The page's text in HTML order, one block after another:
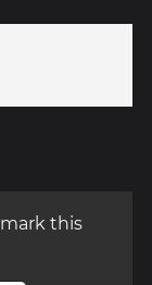
this